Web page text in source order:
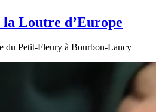
Loutre d’Europe
du Petit-Fleury à Bourbon-Lancy